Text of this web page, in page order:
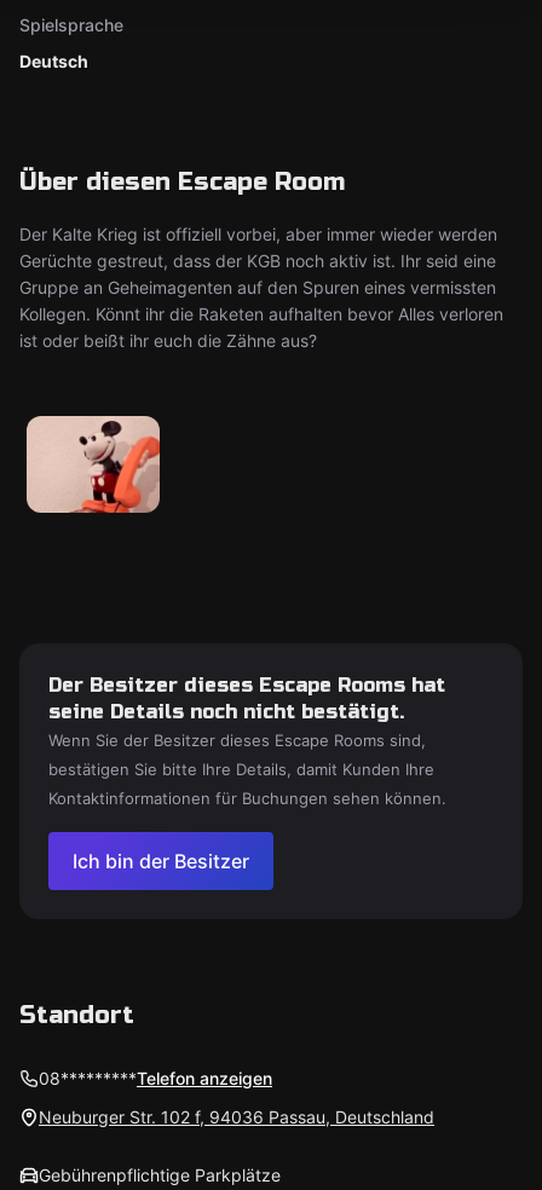
Deutsch
Spielsprache
Über diesen Escape Room
Der Kalte Krieg ist offiziell vorbei, aber immer wieder werden
Gerüchte gestreut, dass der KGB noch aktiv ist. Ihr seid eine
Gruppe an Geheimagenten auf den Spuren eines vermissten
Kollegen. Könnt ihr die Raketen aufhalten bevor Alles verloren
ist oder beißt ihr euch die Zähne aus?
Der Besitzer dieses Escape Rooms hat
seine Details noch nicht bestätigt.
Wenn Sie der Besitzer dieses Escape Rooms sind,
bestätigen Sie bitte Ihre Details, damit Kunden Ihre
Kontaktinformationen für Buchungen sehen können.
Ich bin der Besitzer
Standort
08*********Telefon anzeigen
Neuburger Str. 102 f, 94036 Passau, Deutschland
Gebührenpflichtige Parkplätze